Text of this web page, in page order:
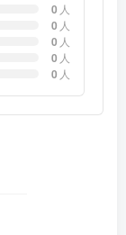
0 人
0 人
0 人
0 人
0 人